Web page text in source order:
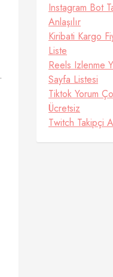
Instagram Bot
Anlaşılır
Kiribati Kargo
Liste
Reels Izlenme
Sayfa Listesi
Tiktok Yorum
Ücretsiz
Twitch Takipçi